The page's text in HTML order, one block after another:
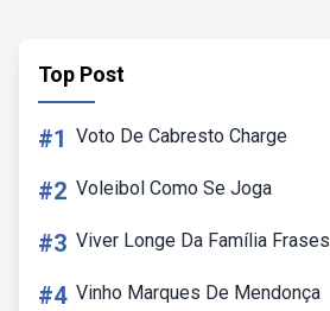
Top Post
#1 Voto De Cabresto Charge
#2 Voleibol Como Se Joga
#3 Viver Longe Da Família Frases
#4 Vinho Marques De Mendonça